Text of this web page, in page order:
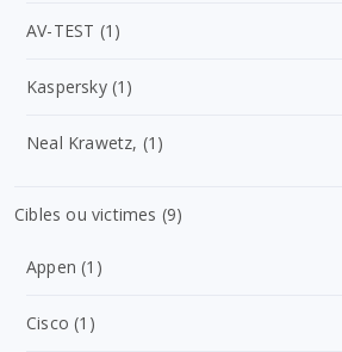
AV-TEST (1)
Kaspersky(1)
Neal Krawetz, (1)
Cibles ou victimes (9)
Appen (1)
Cisco (1)